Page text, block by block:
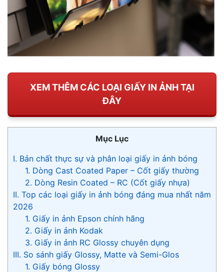
XEM THÊM CÁC LOẠI GIẤY IN ẢNH TẠI
ĐÂY
Mục Lục
I. Bản chất thực sự và phân loại giấy in ảnh bóng
1. Dòng Cast Coated Paper – Cốt giấy thường
2. Dòng Resin Coated – RC (Cốt giấy nhựa)
II. Top các loại giấy in ảnh bóng đáng mua nhất năm
2026
1. Giấy in ảnh Epson chính hãng
2. Giấy in ảnh Kodak
3. Giấy in ảnh RC Glossy chuyên dụng
III. So sánh giấy Glossy, Matte và Semi-Glos
1. Giấy bóng Glossy